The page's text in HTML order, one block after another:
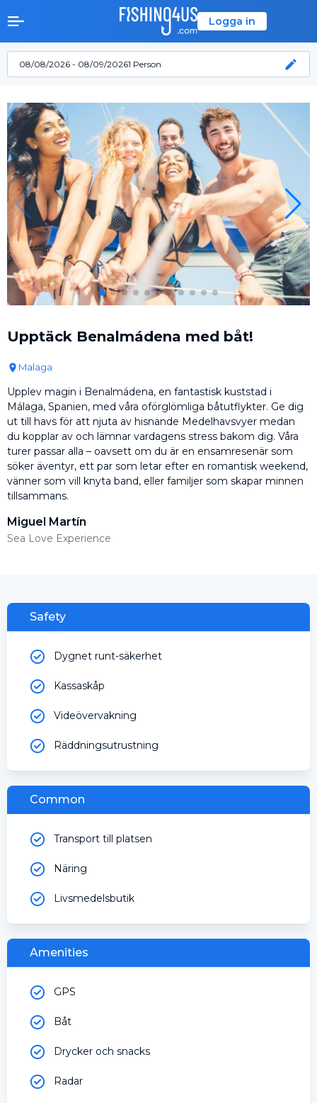
Logga in
08/08/2026 - 08/09/20261 Person
Upptäck Benalmádena med båt!
Malaga
Upplev magin i Benalmádena, en fantastisk kuststad i
Málaga, Spanien, med våra oförglömliga båtutflykter. Ge dig
ut till havs för att njuta av hisnande Medelhavsvyer medan
du kopplar av och lämnar vardagens stress bakom dig. Våra
turer passar alla – oavsett om du är en ensamresenär som
söker äventyr, ett par som letar efter en romantisk weekend,
vänner som vill knyta band, eller familjer som skapar minnen
tillsammans.
Miguel Martín
Sea Love Experience
Safety
Dygnet runt-säkerhet
Kassaskåp
Videövervakning
Räddningsutrustning
Common
Transport till platsen
Näring
Livsmedelsbutik
Amenities
GPS
Båt
Drycker och snacks
Radar